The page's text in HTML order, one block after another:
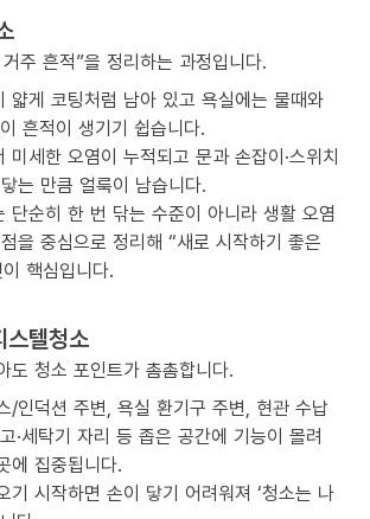
주 흔적”을 정리하는 과정입니다.
얇게 코팅처럼 남아 있고 욕실에는 물때와
흔적이 생기기 쉽습니다.
미세한 오염이 누적되고 문과 손잡이·스위치
는 만큼 얼룩이 남습니다.
단순히 한 번 닦는 수준이 아니라 생활 오염
을 중심으로 정리해 “새로 시작하기 좋은
핵심입니다.
텔청소
도 청소 포인트가 촘촘합니다.
/인덕션 주변, 욕실 환기구 주변, 현관 수납
·세탁기 자리 등 좁은 공간에 기능이 몰려
에 집중됩니다.
기 시작하면 손이 닿기 어려워져 ‘청소는 나